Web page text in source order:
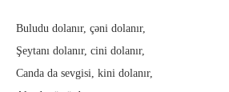
Buludu dolanır, çəni dolanır,
Şeytanı dolanır, cini dolanır,
Canda da sevgisi, kini dolanır,